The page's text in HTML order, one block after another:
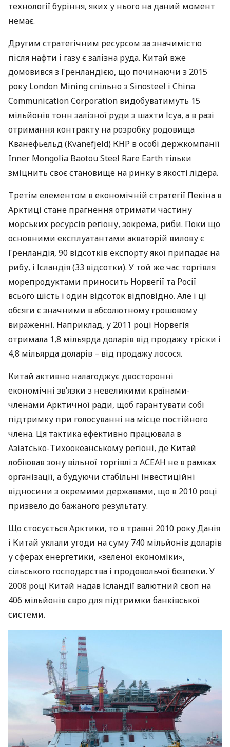
технології буріння, яких у нього на даний момент
немає.
Другим стратегічним ресурсом за значимістю
після нафти і газу є залізна руда. Китай вже
домовився з Гренландією, що починаючи з 2015
року London Mining спільно з Sinosteel і China
Communication Corporation видобуватимуть 15
мільйонів тонн залізної руди з шахти Ісуа, а в разі
отримання контракту на розробку родовища
Кванефьельд (Kvanefjeld) КНР в особі держкомпанії
Inner Mongolia Baotou Steel Rare Earth тільки
зміцнить своє становище на ринку в якості лідера.
Третім елементом в економічній стратегії Пекіна в
Арктиці стане прагнення отримати частину
морських ресурсів регіону, зокрема, риби. Поки що
основними експлуатантами акваторій вилову є
Гренландія, 90 відсотків експорту якої припадає на
рибу, і Ісландія (33 відсотки). У той же час торгівля
морепродуктами приносить Норвегії та Росії
всього шість і один відсоток відповідно. Але і ці
обсяги є значними в абсолютному грошовому
вираженні. Наприклад, у 2011 році Норвегія
отримала 1,8 мільярда доларів від продажу тріски і
4,8 мільярда доларів – від продажу лосося.
Китай активно налагоджує двосторонні
економічні зв’язки з невеликими країнами-
членами Арктичної ради, щоб гарантувати собі
підтримку при голосуванні на місце постійного
члена. Ця тактика ефективно працювала в
Азіатсько-Тихоокеанському регіоні, де Китай
лобіював зону вільної торгівлі з АСЕАН не в рамках
організації, а будуючи стабільні інвестиційні
відносини з окремими державами, що в 2010 році
призвело до бажаного результату.
Що стосується Арктики, то в травні 2010 року Данія
і Китай уклали угоди на суму 740 мільйонів доларів
у сферах енергетики, «зеленої економіки»,
сільського господарства і продовольчої безпеки. У
2008 році Китай надав Ісландії валютний своп на
406 мільйонів євро для підтримки банківської
системи.